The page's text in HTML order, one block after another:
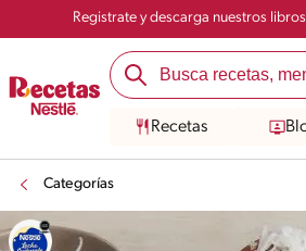
Registrate y descarga nuestros
Recetas
Categorías